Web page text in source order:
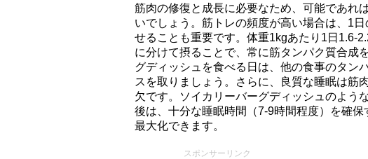
筋肉の修復と成長に必要なため、可能であれ
いでしょう。筋トレの頻度が高い場合は、1
せることも重要です。体重1kgあたり1日1.6-
に分けて摂ることで、常に筋タンパク質合成
グディッシュを食べる日は、他の食事のタン
スを取りましょう。さらに、良質な睡眠は筋
欠です。ソイカリーバーグディッシュのよう
後は、十分な睡眠時間（7-9時間程度）を確
最大化できます。
スポンサーリンク